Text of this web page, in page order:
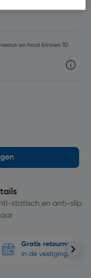
en haal binnen 10
statisch en anti-slip
Gratis retourneren
in de vestigingen